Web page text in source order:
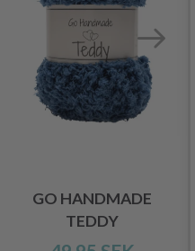
GO HANDMADE
TEDDY